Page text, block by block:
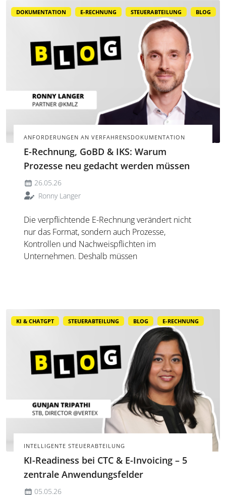
DOKUMENTATION E-RECHNUNG STEUERABTEILUNG BLOG
ANFORDERUNGEN AN VERFAHRENSDOKUMENTATION
E-Rechnung, GoBD & IKS: Warum
Prozesse neu gedacht werden müssen
26.05.26
Ronny Langer
Die verpflichtende E-Rechnung verändert nicht
nur das Format, sondern auch Prozesse,
Kontrollen und Nachweispflichten im
Unternehmen. Deshalb müssen
KI & CHATGPT STEUERABTEILUNG BLOG E-RECHNUNG
INTELLIGENTE STEUERABTEILUNG
KI-Readiness bei CTC & E-Invoicing – 5
zentrale Anwendungsfelder
05.05.26